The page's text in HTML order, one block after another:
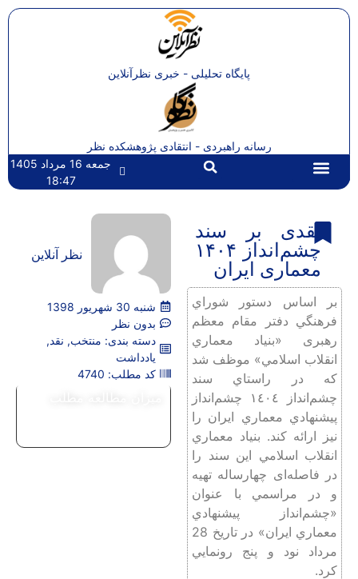
پایگاه تحلیلی - خبری نظرآنلاین
رسانه راهبردی - انتقادی پژوهشکده نظر
جمعه 16 مرداد 1405
18:47
نقدی بر سند
چشم‌انداز ۱۴۰۴
معماری ایران
بر اساس دستور شوراي
فرهنگي دفتر مقام معظم
رهبرى «بنياد معماري
انقلاب اسلامي» موظف شد
که در راستاي سند
چشم‌انداز ١٤٠٤ چشم‌انداز
پيشنهادي معماري ايران را
نیز ارائه کند. بنياد معماري
انقلاب اسلامي اين سند را
در فاصله‌ای چهارساله تهيه
و در مراسمي با عنوان
«چشم‌انداز پيشنهادي
معماري ايران» در تاریخ 28
مرداد نود و پنج رونمايي
کرد.
نظر آنلاین
شنبه 30 شهریور 1398
بدون نظر
دسته بندی: منتخب, نقد,
یادداشت
کد مطلب: 4740